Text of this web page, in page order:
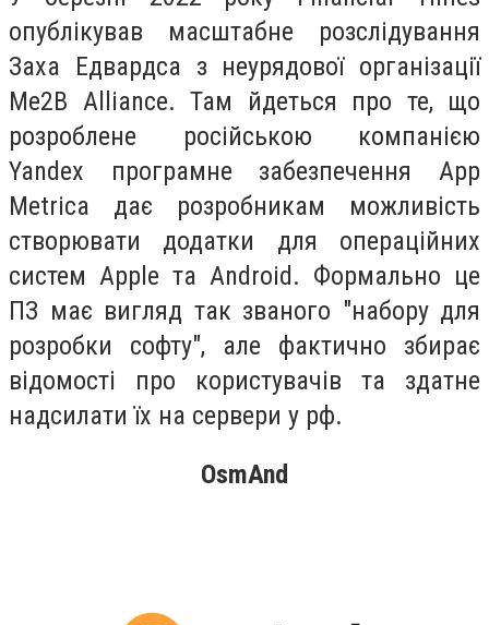
опублікував масштабне розслідування
Заха Едвардса з неурядової організації
Me2B Alliance. Там йдеться про те, що
розроблене російською компанією
Yandex програмне забезпечення App
Metrica дає розробникам можливість
створювати додатки для операційних
систем Apple та Android. Формально це
ПЗ має вигляд так званого "набору для
розробки софту", але фактично збирає
відомості про користувачів та здатне
надсилати їх на сервери у рф.
OsmAnd